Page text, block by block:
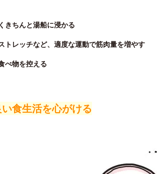
きちんと湯船に浸かる
トレッチなど、適度な運動で筋肉量を増やす
べ物を控える
食生活を心がける